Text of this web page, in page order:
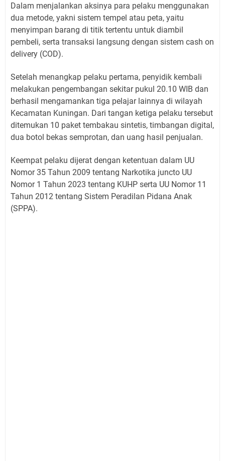
Dalam menjalankan aksinya para pelaku menggunakan
dua metode, yakni sistem tempel atau peta, yaitu
menyimpan barang di titik tertentu untuk diambil
pembeli, serta transaksi langsung dengan sistem cash on
delivery (COD).
Setelah menangkap pelaku pertama, penyidik kembali
melakukan pengembangan sekitar pukul 20.10 WIB dan
berhasil mengamankan tiga pelajar lainnya di wilayah
Kecamatan Kuningan. Dari tangan ketiga pelaku tersebut
ditemukan 10 paket tembakau sintetis, timbangan digital,
dua botol bekas semprotan, dan uang hasil penjualan.
Keempat pelaku dijerat dengan ketentuan dalam UU
Nomor 35 Tahun 2009 tentang Narkotika juncto UU
Nomor 1 Tahun 2023 tentang KUHP serta UU Nomor 11
Tahun 2012 tentang Sistem Peradilan Pidana Anak
(SPPA).